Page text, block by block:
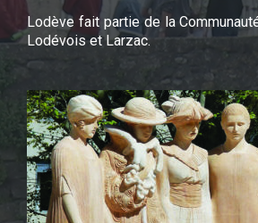
Lodève fait partie de la
Lodévois et Larzac.